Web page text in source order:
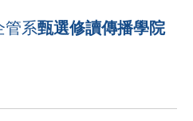
管系甄選修讀傳播學院